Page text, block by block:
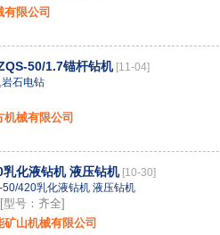
限公司
50/1.7锚杆钻机 [11-04]
,岩石电钻
机械有限公司
化液钻机 液压钻机 [10-30]
50/420乳化液钻机 液压钻机
号：齐全]
矿山机械有限公司